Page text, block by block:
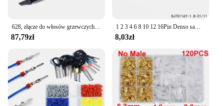
87,79zł
1 2 3 4 6 8 10 12 16Pin Denso samochodowe zamknięte do ciężarówek gniazdo wtyczka z czujnikiem tlenu wodoodporna elektryczny wiązka przewodów z kablem
8,03zł